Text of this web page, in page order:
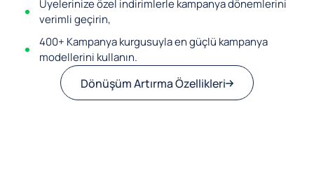
Üyelerinize özel indirimlerle kampanya dönemlerini
verimli geçirin,
400+ Kampanya kurgusuyla en güçlü kampanya
modellerini kullanın.
Dönüşüm Artırma Özellikleri